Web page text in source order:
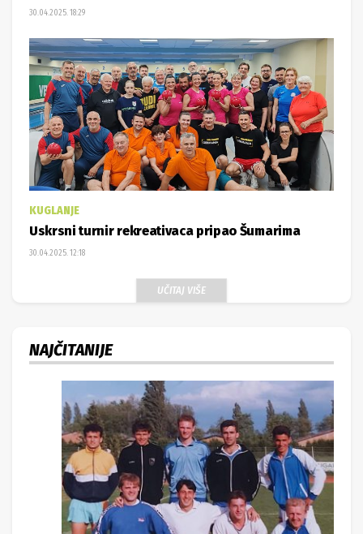
30.04.2025. 18:29
KUGLANJE
Uskrsni turnir rekreativaca pripao Šumarima
30.04.2025. 12:18
UČITAJ VIŠE
NAJČITANIJE